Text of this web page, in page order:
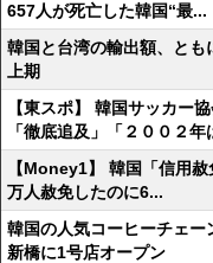
657人が死亡した韓国“最...
韓国と台湾の輸出額、と
上期
【東スポ】 韓国サッカー
「徹底追及」「２００２年
【Money1】 韓国「信用
万人赦免したのに6...
韓国の人気コーヒーチェー
新橋に1号店オープン